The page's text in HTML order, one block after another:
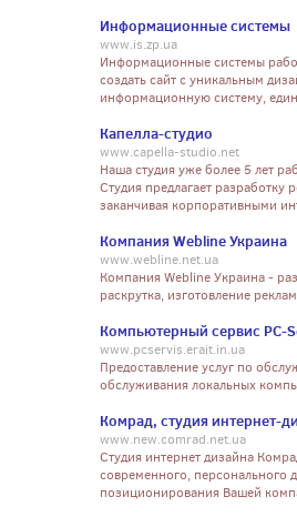
Информационные системы
www.is.zp.ua
Информационные системы
cоздать сайт с уникальным
информационную систему,
Капелла-студио
www.capella-studio.net
Наша студия уже более 5 лет
Студия предлагает
заканчивая корпоративными
Компания Webline Украина
www.webline.net.ua
Компания Webline Украина -
раскрутка, изготовление
Компьютерный сервис PC-
www.pcservis.erait.in.ua
Предоставление услуг по
обслуживания локальных
Комрад, студия интернет-
www.new.comrad.net.ua
Студия интернет дизайна
современного, персонального
позиционирования Вашей